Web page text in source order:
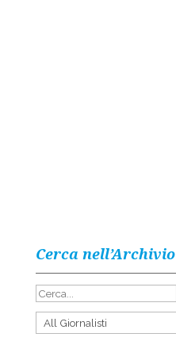
Cerca nell’Archivio